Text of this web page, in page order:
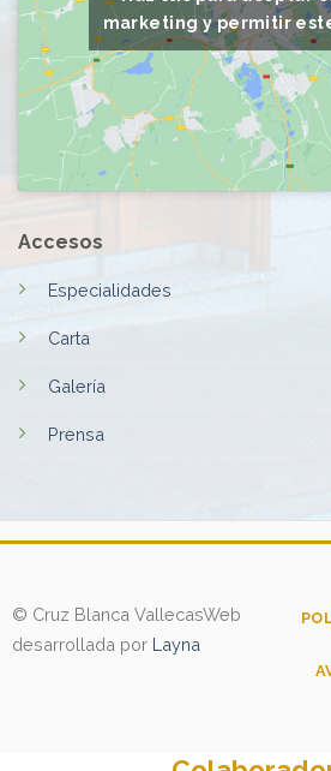
marketing y permitir
Accesos
Especialidades
Carta
Galería
Prensa
© Cruz Blanca VallecasWeb
desarrollada por Layna